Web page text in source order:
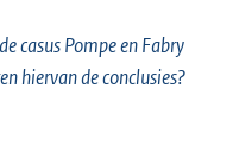
casus Pompe en Fabry
hiervan de conclusies?